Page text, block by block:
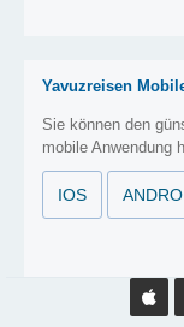
Yavuzreisen
Sie können den
mobile Anwendung
IOS